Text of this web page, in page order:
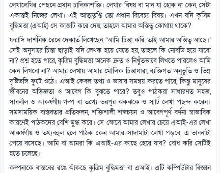
লেখালেখির পেছনে প্রধান চালিকাশক্তি। লেখার বিষয় বা মান যা হোক না কেন, সেটা
একান্তই নিজের লেখা। এই আত্মতৃপ্তি তো প্রধান বিবেচ্য বিষয়। এখন যদি কৃত্রিম
বুদ্ধিমত্তা (এআই) সে কাজটি করে দেয়, তাহলে আমার অস্তিত্ব কোথায় থাকে?
ফরাসি দার্শনিক রেনে দেকার্ত লিখেছেন, ‘আমি চিন্তা করি, তাই আমার অস্তিত্ব আছে।’
সেই অনুসারে চিন্তা ছাড়াই যদি লেখক হয়ে যেতে হয়, তাহলে কি নোবডি হয়ে যাবো
না? প্রশ্ন হতে পারে, কৃত্রিম বুদ্ধিমত্তা অনেক দ্রুত ও নিখুঁতভাবে লিখতে পারলেও আমি
কেন লিখবো না? আমার লেখায় আমার মৌলিক চিন্তাধারা, ব্যক্তিগত অনুভূতি ও ভিন্ন
দৃষ্টিভঙ্গি ফুটে ওঠে। এআই কেবল তথ্য ও ভাষার সমন্বয় করতে পারে, কিন্তু মানুষের
জীবনের অভিজ্ঞতা ও আবেগ কি বুঝতে পারে? তবুও পাঠকরা সাধারণত সহজ,
সাবলীল ও আকর্ষণীয় গল্প বা তথ্যে ভরপুর ঝকঝকে ও স্মার্ট লেখা পছন্দ করেন।
সমসাময়িক বাস্তবতার প্রতিফলন, শক্তিশালী শব্দচয়ন ও আবেগপূর্ণ বর্ণনা স্বাভাবিক
কারণেই পাঠকদের বেশি মুগ্ধ করে। সে ক্ষেত্রে আমার লেখার চেয়ে এআই-এর লেখা
আকর্ষণীয় ও তথ্যবহুল হলে পাঠক কেন আমার সাদামাটা লেখা পড়বে, এ ভাবনাটা
পেয়ে বসেছে। আমি বা আমরা কি এআই-এর কাছে হেরে যাব? বোধ করি সেটিই
হতে চলেছে।
কল্পনাকে বাস্তবের রঙে আঁকছে কৃত্রিম বুদ্ধিমত্তা বা এআই। এটি কম্পিউটার বিজ্ঞান